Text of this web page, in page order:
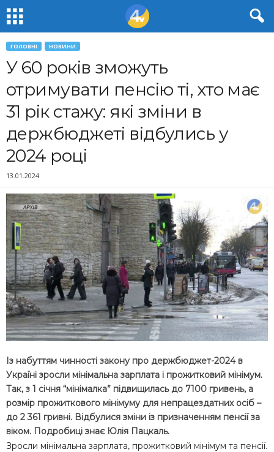
ГОЛОВНІ НОВИНИ
У 60 років зможуть
отримувати пенсію ті, хто має
31 рік стажу: які зміни в
держбюджеті відбулись у
2024 році
13.01.2024
Із набуттям чинності закону про держбюджет-2024 в
Україні зросли мінімальна зарплата і прожитковий мінімум.
Так, з 1 січня “мінімалка” підвищилась до 7100 гривень, а
розмір прожиткового мінімуму для непрацездатних осіб –
до 2 361 гривні. Відбулися зміни із призначенням пенсії за
віком. Подробиці знає Юлія Пацкаль.
Зросли мінімальна зарплата, прожитковий мінімум та пенсії.